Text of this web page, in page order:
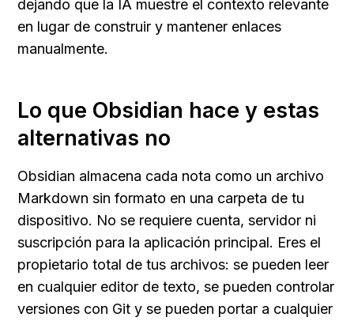
dejando que la IA muestre el contexto relevante
en lugar de construir y mantener enlaces
manualmente.
Lo que Obsidian hace y estas
alternativas no
Obsidian almacena cada nota como un archivo
Markdown sin formato en una carpeta de tu
dispositivo. No se requiere cuenta, servidor ni
suscripción para la aplicación principal. Eres el
propietario total de tus archivos: se pueden leer
en cualquier editor de texto, se pueden controlar
versiones con Git y se pueden portar a cualquier